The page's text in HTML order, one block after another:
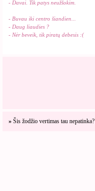
- Davai. Tik patys neužšokim.
- Buvau iki centro šiandien...
- Daug liaudies ?
- Nėr beveik, tik piratų debesis :(
» Šis žodžio vertimas tau nepatinka?